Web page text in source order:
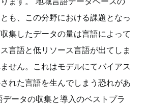
も、この分野における課題となっ
集したデータの量は言語によって
言語と低リソース言語が出てしま
せん。これはモデルにてバイアス
れた言語を生んでしまう恐れがあ
データの収集と導入のベストプラ